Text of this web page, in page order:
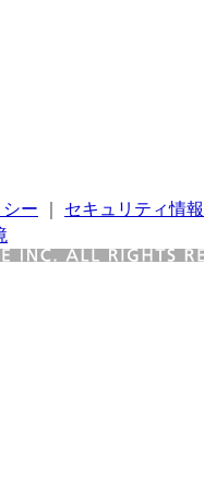
ー
セキュリティ情報